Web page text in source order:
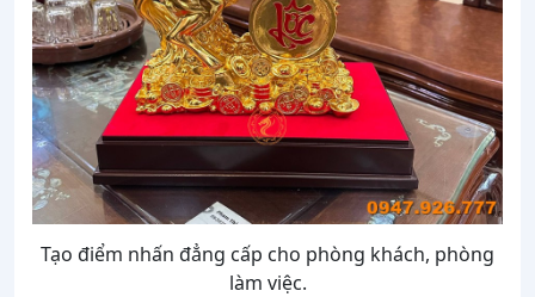
Tạo điểm nhấn đẳng cấp cho phòng khách, phòng
làm việc.